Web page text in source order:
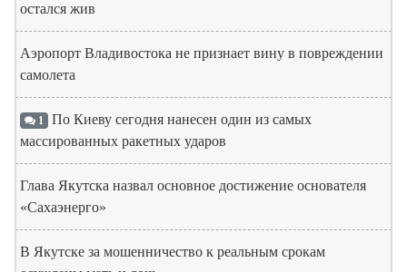
остался жив
Аэропорт Владивостока не признает вину в повреждении
самолета
1 По Киеву сегодня нанесен один из самых
массированных ракетных ударов
Глава Якутска назвал основное достижение основателя
«Сахаэнерго»
В Якутске за мошенничество к реальным срокам